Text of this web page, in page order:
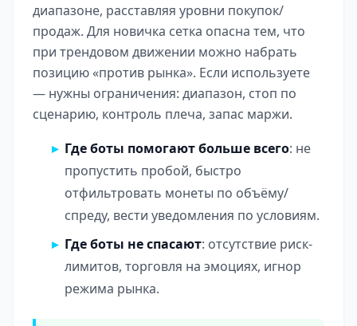
диапазоне, расставляя уровни покупок/
продаж. Для новичка сетка опасна тем, что
при трендовом движении можно набрать
позицию «против рынка». Если используете
— нужны ограничения: диапазон, стоп по
сценарию, контроль плеча, запас маржи.
Где боты помогают больше всего: не
пропустить пробой, быстро
отфильтровать монеты по объёму/
спреду, вести уведомления по условиям.
Где боты не спасают: отсутствие риск-
лимитов, торговля на эмоциях, игнор
режима рынка.